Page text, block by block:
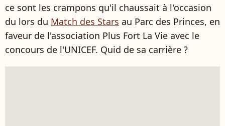
ce sont les crampons qu'il chaussait à l'occasion
du lors du Match des Stars au Parc des Princes, en
faveur de l'association Plus Fort La Vie avec le
concours de l'UNICEF. Quid de sa carrière ?